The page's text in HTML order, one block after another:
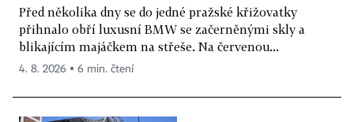
Před několika dny se do jedné pražské křižovatky
přihnalo obří luxusní BMW se začerněnými skly a
blikajícím majáčkem na střeše. Na červenou...
4. 8. 2026 ▪ 6 min. čtení